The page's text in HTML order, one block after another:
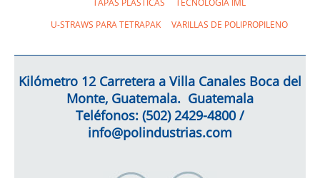
U-STRAWS PARA TETRAPAK
VARILLAS DE POLIPROPILENO
Kilómetro 12 Carretera a Villa Canales Boca del
Monte, Guatemala. Guatemala
Teléfonos: (502)2429-4800/
info@polindustrias.com